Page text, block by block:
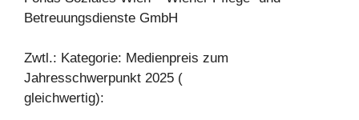
Betreuungsdienste GmbH
Zwtl.: Kategorie: Medienpreis zum
Jahresschwerpunkt 2025 (
gleichwertig):